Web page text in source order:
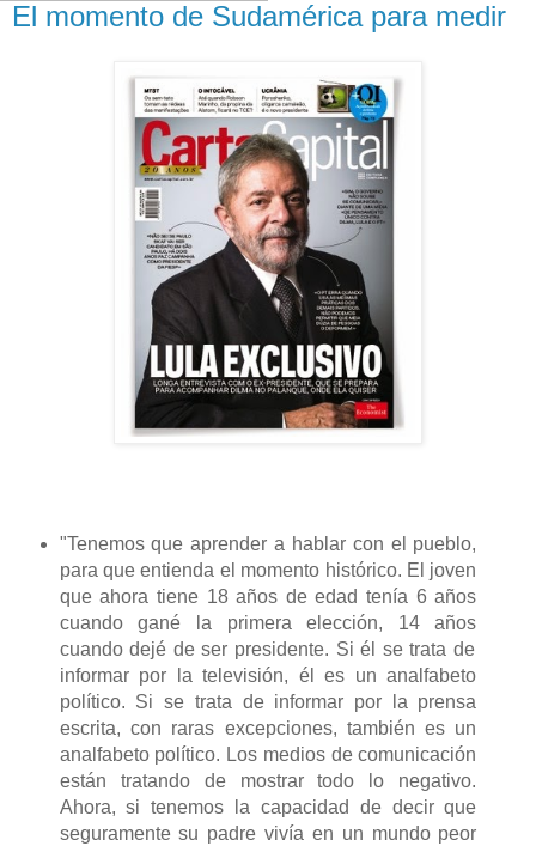
El momento de Sudamérica para medir
"Tenemos que aprender a hablar con el pueblo,
para que entienda el momento histórico. El joven
que ahora tiene 18 años de edad tenía 6 años
cuando gané
la primera elección,
14 años
cuando dejé de ser presidente. Si él se trata de
informarpor la televisión, él es un analfabeto
político. Si se trata de informar por la prensa
escrita, con raras excepciones, también es un
analfabeto político. Los medios de comunicación
están tratando de mostrar
todo lo negativo.
Ahora, si tenemos la capacidad de decir que
seguramente su padre vivía en un mundo peor